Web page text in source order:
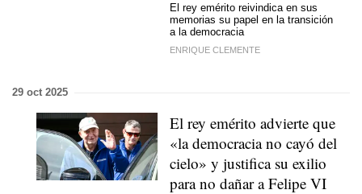
El rey emérito reivindica en sus
memorias su papel en la transición
a la democracia
ENRIQUE CLEMENTE
29 oct 2025
El rey emérito advierte que
«la democracia no cayó del
cielo» y justifica su exilio
para no dañar a Felipe VI